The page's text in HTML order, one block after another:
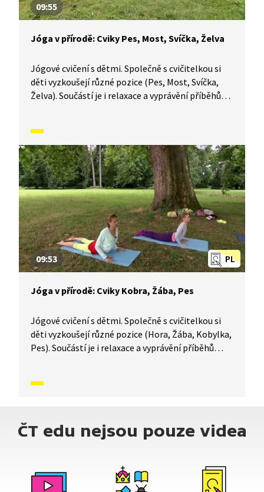
09:55
Jóga v přírodě: Cviky Pes, Most, Svíčka, Želva
Jógové cvičení s dětmi. Společně s cvičitelkou si
děti vyzkoušejí různé pozice (Pes, Most, Svíčka,
Želva). Součástí je i relaxace a vyprávění příběhů
PL
09:53
Jóga v přírodě: Cviky Kobra, Žába, Pes
Jógové cvičení s dětmi. Společně s cvičitelkou si
děti vyzkoušejí různé pozice (Hora, Žába, Kobylka,
Pes). Součástí je i relaxace a vyprávění příběhů
ČT edu nejsou pouze videa